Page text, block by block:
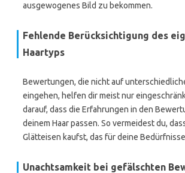
ausgewogenes Bild zu bekommen.
Fehlende Berücksichtigung des
Haartyps
Bewertungen, die nicht auf
eingehen, helfen dir meist nur
darauf, dass die Erfahrungen in den
deinem Haar passen. So vermeidest du,
Glätteisen kaufst, das für deine
Unachtsamkeit bei gefälschten